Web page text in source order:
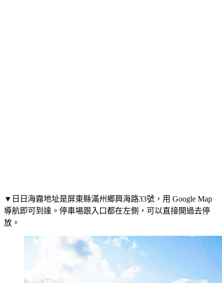
▼日日海霧地址是屏東縣滿州鄉興海路33號，用 Google Map
導航即可到達。停車場跟入口都在左側，可以直接開過去停
放。